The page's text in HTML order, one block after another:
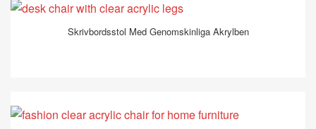
Skrivbordsstol Med Genomskinliga Akrylben